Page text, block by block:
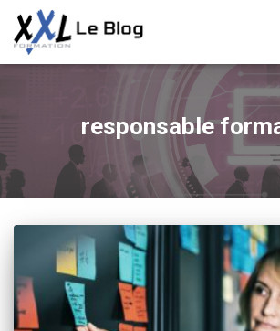
responsable